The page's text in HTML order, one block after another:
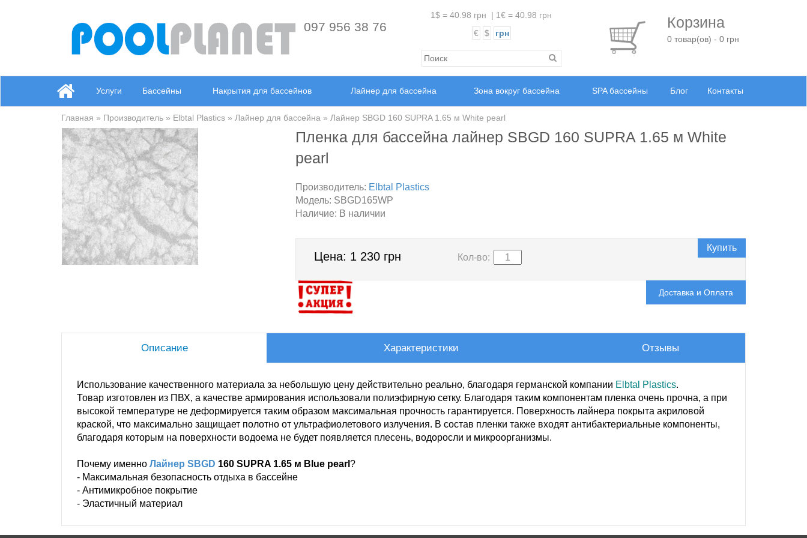
097 956 38 76
1$ = 40.98 грн | 1€ = 40.98 грн
€
$ грн
Корзина
0 товар(ов) - 0 грн
Услуги Бассейны Накрытия для бассейнов Лайнер для бассейна Зона вокруг бассейна SPA бассейны Блог Контакты
Главная » Производитель » Elbtal Plastics » Лайнер для бассейна » Лайнер SBGD 160 SUPRA 1.65 м White pearl
Пленка для бассейна лайнер SBGD 160 SUPRA 1.65 м White
pearl
Производитель: Elbtal Plastics
Модель: SBGD165WP
Наличие: В наличии
Цена: 1 230 грн Кол-во:
Купить
Доставка и Оплата
Описание Характеристики Отзывы
Использование качественного материала за небольшую цену действительно реально, благодаря германской компании Elbtal Plastics.
Товар изготовлен из ПВХ, а качестве армирования использовали полиэфирную сетку. Благодаря таким компонентам пленка очень прочна, а при
высокой температуре не деформируется таким образом максимальная прочность гарантируется. Поверхность лайнера покрыта акриловой
краской, что максимально защищает полотно от ультрафиолетового излучения. В состав пленки также входят антибактериальные компоненты,
благодаря которым на поверхности водоема не будет появляется плесень, водоросли и микроорганизмы.
Почему именно Лайнер SBGD 160 SUPRA 1.65 м Blue pearl ?
- Максимальная безопасность отдыха в бассейне
- Антимикробное покрытие
- Эластичный материал